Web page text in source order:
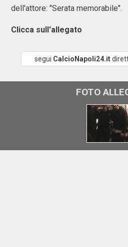
dell'attore: "Serata memorabile".
Clicca sull'allegato
segui CalcioNapoli24.it
FOTO